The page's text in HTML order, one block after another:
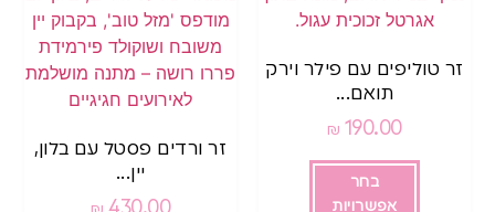
זר טוליפים עם פילר וירק
תואם...
190.00
₪
בחר
אפשרויות
זר ורדים פסטל עם בלון,
יין...